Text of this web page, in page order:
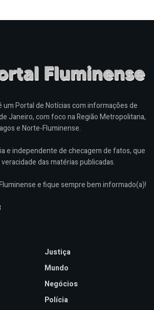
um Portal de Notícias com informações de
Janeiro, com foco na Região Metropolitana,
e Norte-Fluminense.
e independente de checagem de fatos, que
das matérias publicadas.
e fique sempre bem informado(a)!
Justiça
Mundo
Negócios
Polícia